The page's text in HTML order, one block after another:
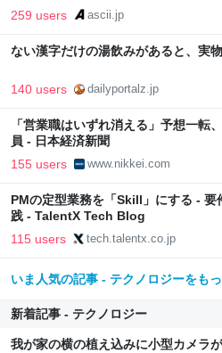
259 users ascii.jp
ない漢字だけの湯飲みがあると、実
140 users dailyportalz.jp
「営業職はいずれ消える」予想一
員 - 日本経済新聞
155 users www.nikkei.com
PMの定型業務を「Skill」にする -
践 - TalentX Tech Blog
115 users tech.talentx.co.jp
いま人気の記事 - テクノロジーをも
新着記事 - テクノロジー
我が家の横の植え込みに小型カメラ